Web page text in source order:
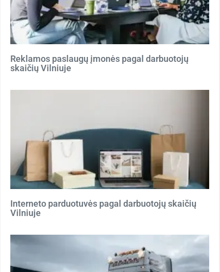
Reklamos paslaugų įmonės pagal darbuotojų
skaičių Vilniuje
Interneto parduotuvės pagal darbuotojų skaičių
Vilniuje